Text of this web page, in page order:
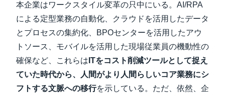
本企業はワークスタイル変革の只中にいる。AI/RPA
による定型業務の自動化、クラウドを活用したデータ
とプロセスの集約化、BPOセンターを活用したアウ
トソース、モバイルを活用した現場従業員の機動性の
確保など、これらは ITをコスト削減ツールとして捉え
ていた時代から、人間がより人間らしいコア業務にシ
フトする文脈への移行を示している。ただ、依然、企